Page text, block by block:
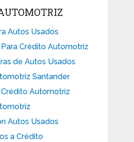
Autos Usados
Para Crédito Automotriz
de Autos Usados
Santander
Crédito Automotriz
Autos Usados
a Crédito